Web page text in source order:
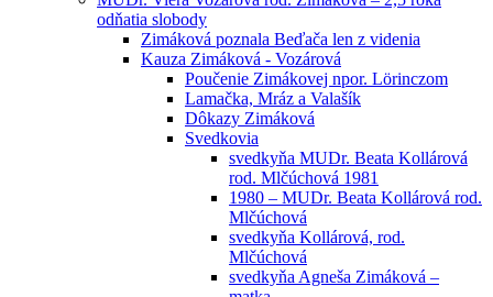
odňatia slobody
Zimáková poznala Beďača len z videnia
Kauza Zimáková - Vozárová
Poučenie Zimákovej npor. Lörinczom
Lamačka, Mráz a Valašík
Dôkazy Zimáková
Svedkovia
svedkyňa MUDr. Beata Kollárová
rod. Mlčúchová 1981
1980 – MUDr. Beata Kollárová rod.
Mlčúchová
svedkyňa Kollárová, rod.
Mlčúchová
svedkyňa Agneša Zimáková –